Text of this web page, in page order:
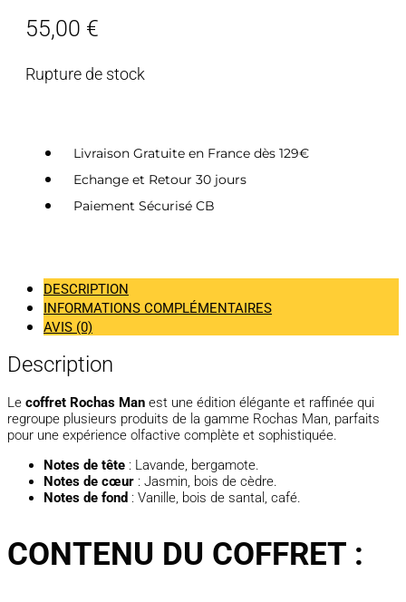
55,00 €
Rupture de stock
Livraison Gratuite en France dès 129€
Echange et Retour 30 jours
Paiement Sécurisé CB
DESCRIPTION
INFORMATIONS COMPLÉMENTAIRES
AVIS (0)
Description
Le coffret Rochas Man est une édition élégante et raffinée qui
regroupe plusieurs produits de la gamme Rochas Man, parfaits
pour une expérience olfactive complète et sophistiquée.
Notes de tête : Lavande, bergamote.
Notes de cœur : Jasmin, bois de cèdre.
Notes de fond : Vanille, bois de santal, café.
CONTENU DU COFFRET :